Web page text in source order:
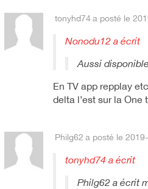
tonyhd74 a posté le
Nonodu12 a écrit
Aussi
En TV app repplay
delta l’est sur la One
Philg62 a posté le
tonyhd74 a écrit
Philg62 a écrit